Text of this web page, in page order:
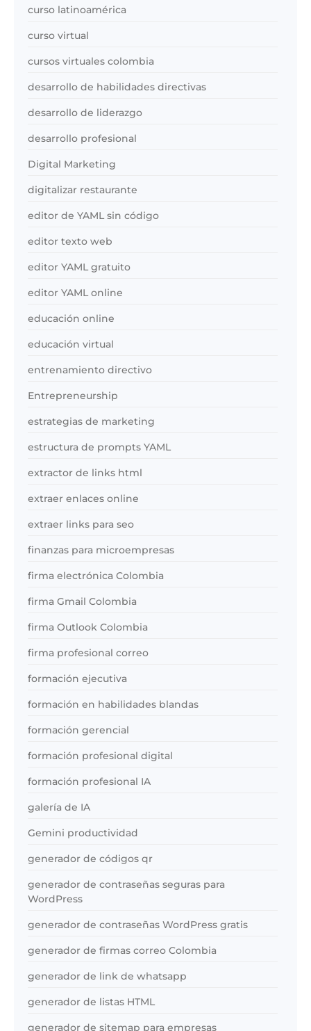
curso latinoamérica
curso virtual
cursos virtuales colombia
desarrollo de habilidades directivas
desarrollo de liderazgo
desarrollo profesional
Digital Marketing
digitalizar restaurante
editor de YAML sin código
editor texto web
editor YAML gratuito
editor YAML online
educación online
educación virtual
entrenamiento directivo
Entrepreneurship
estrategias de marketing
estructura de prompts YAML
extractor de links html
extraer enlaces online
extraer links para seo
finanzas para microempresas
firma electrónica Colombia
firma Gmail Colombia
firma Outlook Colombia
firma profesional correo
formación ejecutiva
formación en habilidades blandas
formación gerencial
formación profesional digital
formación profesional IA
galería de IA
Gemini productividad
generador de códigos qr
generador de contraseñas seguras para
WordPress
generador de contraseñas WordPress gratis
generador de firmas correo Colombia
generador de link de whatsapp
generador de listas HTML
generador de sitemap para empresas